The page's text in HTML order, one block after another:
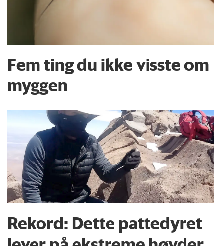
Fem ting du ikke visste om
myggen
Rekord: Dette pattedyret